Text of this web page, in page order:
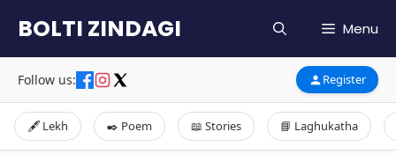
content
BOLTI ZINDAGI Menu
Follow us: Register
🖋️ Lekh ✒️ Poem 📖 Stories 📘 Laghukatha